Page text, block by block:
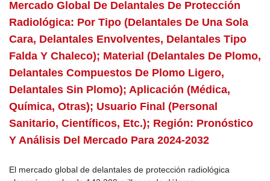
Mercado Global De Delantales De Protección
Radiológica: Por Tipo (delantales De Una Sola
Cara, Delantales Envolventes, Delantales Tipo
Falda Y Chaleco); Material (delantales De Plomo,
Delantales Compuestos De Plomo Ligero,
Delantales Sin Plomo); Aplicación (médica,
Química, Otras); Usuario Final (personal
Sanitario, Científicos, Etc.); Región: Pronóstico
Y Análisis Del Mercado Para 2024-2032
El mercado global de delantales de protección radiológica